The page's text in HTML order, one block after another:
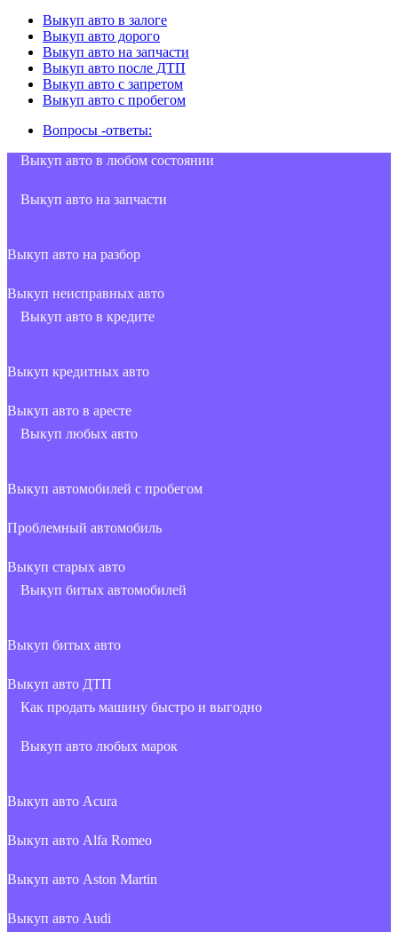
Выкуп авто в залоге
Выкуп авто дорого
Выкуп авто на запчасти
Выкуп авто после ДТП
Выкуп авто с запретом
Выкуп авто с пробегом
Вопросы -ответы:
Выкуп авто в любом состоянии
Выкуп авто на запчасти
Выкуп авто на разбор
Выкуп неисправных авто
Выкуп авто в кредите
Выкуп кредитных авто
Выкуп авто в аресте
Выкуп любых авто
Выкуп автомобилей с пробегом
Проблемный автомобиль
Выкуп старых авто
Выкуп битых автомобилей
Выкуп битых авто
Выкуп авто ДТП
Как продать машину быстро и выгодно
Выкуп авто любых марок
Выкуп авто Acura
Выкуп авто Alfa Romeo
Выкуп авто Aston Martin
Выкуп авто Audi